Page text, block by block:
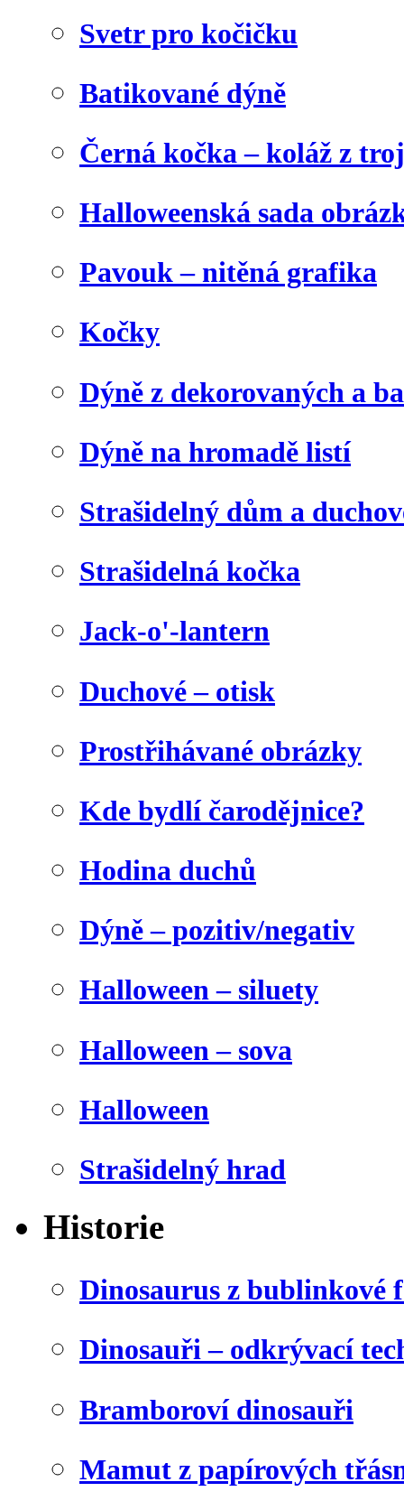
Svetr pro kočičku
Batikované dýně
Černá kočka – koláž z
Halloweenská sada
Pavouk – nitěná grafika
Kočky
Dýně z dekorovaných a
Dýně na hromadě listí
Strašidelný dům a
Strašidelná kočka
Jack-o'-lantern
Duchové – otisk
Prostřihávané obrázky
Kde bydlí čarodějnice?
Hodina duchů
Dýně – pozitiv/negativ
Halloween – siluety
Halloween – sova
Halloween
Strašidelný hrad
Historie
Dinosaurus z bublinkové
Dinosauři – odkrývací
Bramboroví dinosauři
Mamut z papírových